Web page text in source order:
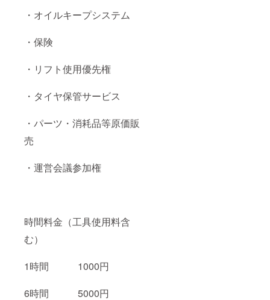
・オイルキープシステム
・保険
・リフト使用優先権
・タイヤ保管サービス
・パーツ・消耗品等原価販
売
・運営会議参加権
時間料金（工具使用料含
む）
1時間 1000円
6時間 5000円